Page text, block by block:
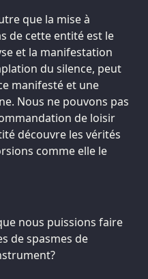
que la mise à
de cette entité est le
et la manifestation
du silence, peut
manifesté et une
Nous ne pouvons pas
de loisir
découvre les vérités
comme elle le
nous puissions faire
de spasmes de